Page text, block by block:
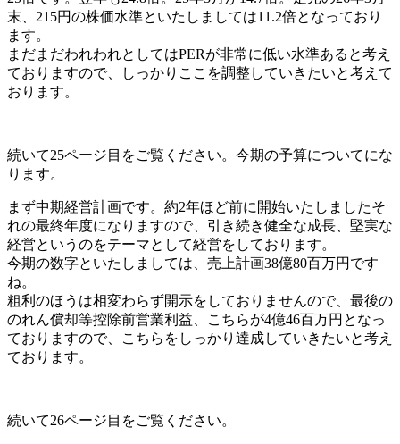
末、215円の株価水準といたしましては11.2倍となっており
ます。
まだまだわれわれとしてはPERが非常に低い水準あると考え
ておりますので、しっかりここを調整していきたいと考えて
おります。
続いて25ページ目をご覧ください。今期の予算についてにな
ります。
まず中期経営計画です。約2年ほど前に開始いたしましたそ
れの最終年度になりますので、引き続き健全な成長、堅実な
経営というのをテーマとして経営をしております。
今期の数字といたしましては、売上計画38億80百万円です
ね。
粗利のほうは相変わらず開示をしておりませんので、最後の
のれん償却等控除前営業利益、こちらが4億46百万円となっ
ておりますので、こちらをしっかり達成していきたいと考え
ております。
続いて26ページ目をご覧ください。